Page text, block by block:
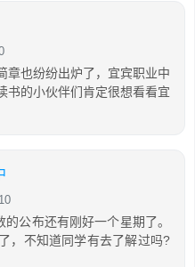
章也纷纷出炉了，宜宾职业中
书的小伙伴们肯定很想看看宜
公布还有刚好一个星期了。
，不知道同学有去了解过吗?